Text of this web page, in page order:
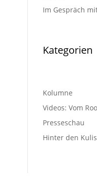
Im Gespräch
Kategorien
Kolumne
Videos: Vom
Presseschau
Hinter den